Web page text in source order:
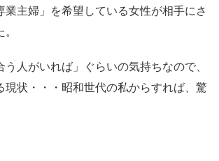
業主婦」を希望している女性が相手にさ
う人がいれば」ぐらいの気持ちなので、
現状・・・昭和世代の私からすれば、驚